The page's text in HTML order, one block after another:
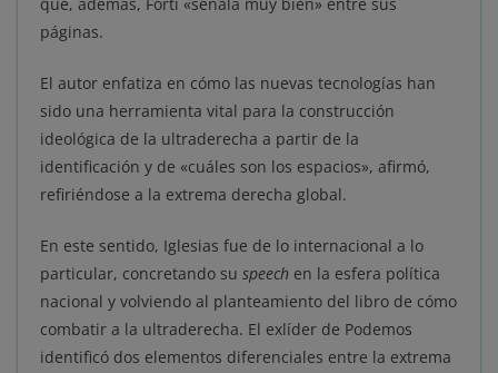
que, además, Forti «señala muy bien» entre sus
páginas.
El autor enfatiza en cómo las nuevas tecnologías han
sido una herramienta vital para la construcción
ideológica de la ultraderecha a partir de la
identificación y de «cuáles son los espacios», afirmó,
refiriéndose a la extrema derecha global.
En este sentido, Iglesias fue de lo internacional a lo
particular, concretando su speech en la esfera política
nacional y volviendo al planteamiento del libro de cómo
combatir a la ultraderecha. El exlíder de Podemos
identificó dos elementos diferenciales entre la extrema